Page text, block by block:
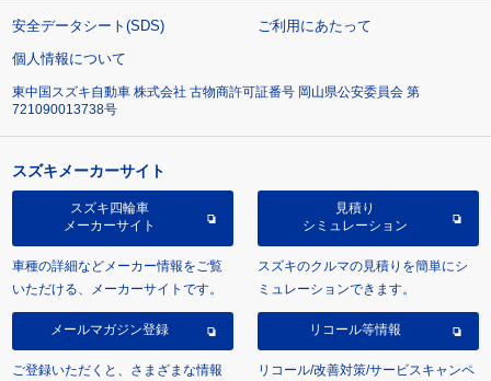
安全データシート(SDS)
ご利用にあたって
個人情報について
東中国スズキ自動車 株式会社 古物商許可証番号 岡山県公安委員会 第
721090013738号
スズキメーカーサイト
スズキ四輪車
メーカーサイト
車種の詳細などメーカー情報をご覧
いただける、メーカーサイトです。
見積り
シミュレーション
スズキのクルマの見積りを簡単にシ
ミュレーションできます。
メールマガジン登録
ご登録いただくと、さまざまな情報
リコール等情報
リコール/改善対策/サービスキャンペ